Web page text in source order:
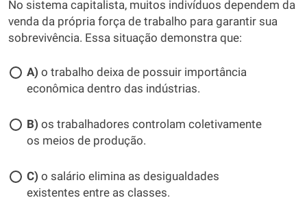
No sistema capitalista, muitos indivíduos dependem da
venda da própria força de trabalho para garantir sua
sobrevivência. Essa situação demonstra que:
A) o trabalho deixa de possuir importância
econômica dentro das indústrias.
B) os trabalhadores controlam coletivamente
os meios de produção.
C) o salário elimina as desigualdades
existentes entre as classes.